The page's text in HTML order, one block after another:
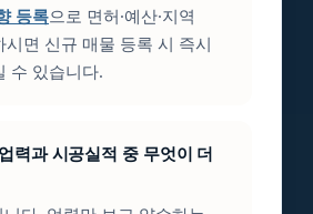
등록으로 면허·예산·지역
시면 신규 매물 등록 시 즉시
수 있습니다.
력과 시공실적 중 무엇이 더